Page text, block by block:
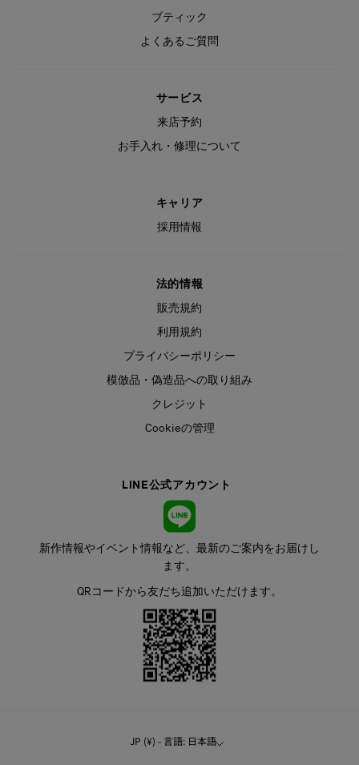
ブティック
よくあるご質問
サービス
来店予約
お手入れ・修理について
キャリア
採用情報
法的情報
販売規約
利用規約
プライバシーポリシー
模倣品・偽造品への取り組み
クレジット
Cookieの管理
LINE公式アカウント
新作情報やイベント情報など、最新のご案内をお届けし
ます。
QRコードから友だち追加いただけます。
JP (¥) - 言語: 日本語